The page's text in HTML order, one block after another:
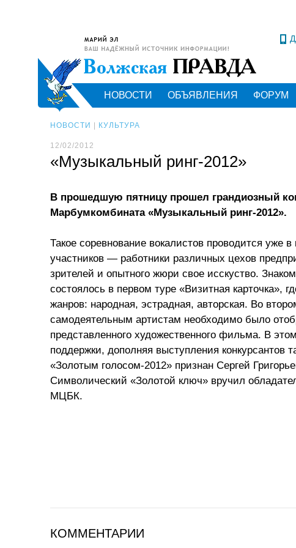
НОВОСТИ ОБЪЯВЛЕНИЯ ФОРУМ
НОВОСТИ КУЛЬТУРА
12/02/2012
«Музыкальный ринг-2012»
В прошедшую пятницу прошел грандиозный
Марбумкомбината «Музыкальный ринг-2012».
Такое соревнование вокалистов проводится уже
участников — работники различных цехов
зрителей и опытного жюри свое исскуство.
состоялось в первом туре «Визитная карточка»,
жанров: народная, эстрадная, авторская. Во
самодеятельным артистам необходимо было
представленного художественного фильма. В
поддержки, дополняя выступления конкурсантов
«Золотым голосом-2012» признан Сергей
Символический «Золотой ключ» вручил
МЦБК.
КОММЕНТАРИИ